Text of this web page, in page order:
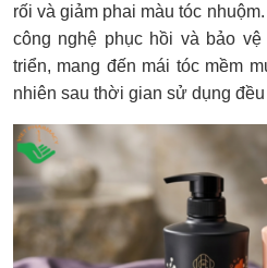
rối và giảm phai màu tóc
công nghệ phục hồi và bảo
triển, mang đến mái tóc mềm
nhiên sau thời gian sử dụng đều